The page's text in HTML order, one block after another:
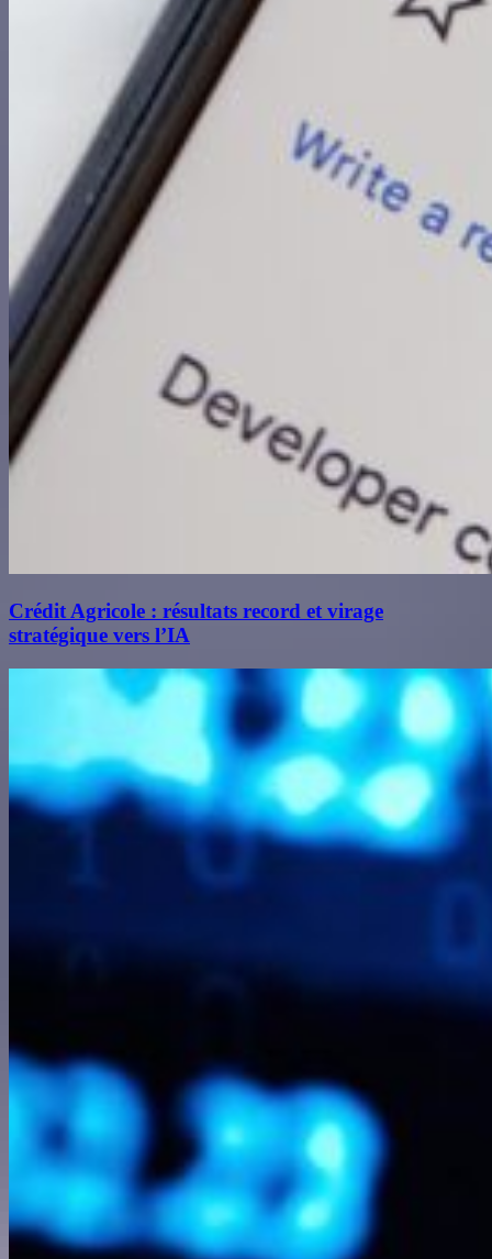
Crédit Agricole : résultats record et virage
stratégique vers l’IA